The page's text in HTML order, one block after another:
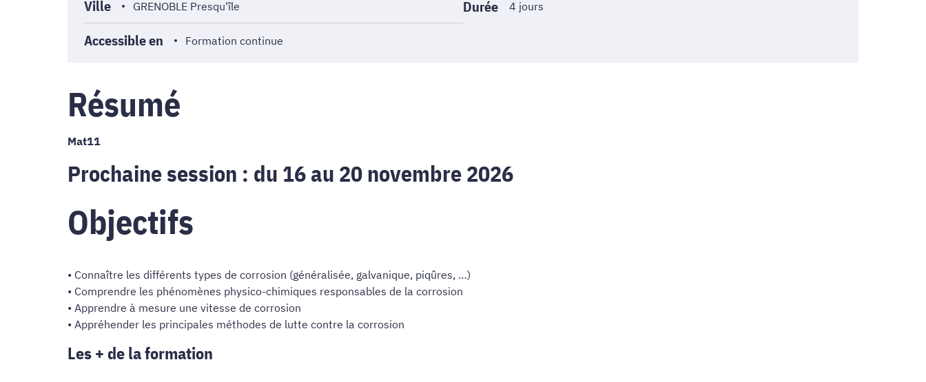
Ville GRENOBLE Presqu'île Durée 4 jours
Accessible en Formation continue
Résumé
Mat11
Prochaine session : du 16 au 20 novembre 2026
Objectifs
• Connaître les différents types de corrosion (généralisée, galvanique, piqûres, …)
• Comprendre les phénomènes physico-chimiques responsables de la corrosion
• Apprendre à mesure une vitesse de corrosion
• Appréhender les principales méthodes de lutte contre la corrosion
Les + de la formation